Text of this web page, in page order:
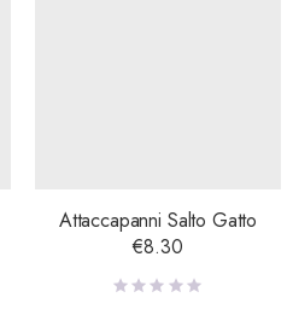
Attaccapanni Salto Gatto
€8.30